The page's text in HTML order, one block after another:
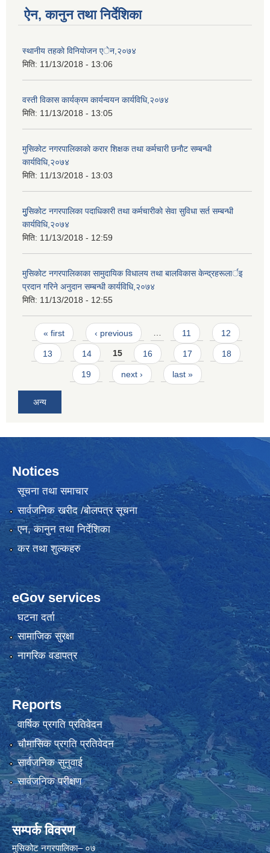
ऐन, कानुन तथा निर्देशिका
स्थानीय तहकाे विनियाेजन एेन,२०७४
मिति: 11/13/2018 - 13:06
वस्ती विकास कार्यक्रम कार्यन्वयन कार्यविधि,२०७४
मिति: 11/13/2018 - 13:05
मुसिकाेट नगरपालिकाकाे करार शिक्षक तथा कर्मचारी छनाैट सम्बन्धी
कार्यविधि,२०७४
मिति: 11/13/2018 - 13:03
मुुसिकाेट नगरपालिका पदाधिकारी तथा कर्मचारीकाे सेवा सुविधा सर्त सम्बन्धी
कार्यविधि,२०७४
मिति: 11/13/2018 - 12:59
मुसिकाेट नगरपालिकाका सामुदायिक विधालय तथा बालविकास केन्द्रहरूलार्इ
प्रदान गरिने अनुदान सम्बन्धी कार्यविधि,२०७४
मिति: 11/13/2018 - 12:55
Pages
« first ‹ previous … 11 12
13 14 15 16 17 18
19 next › last »
अन्य
Notices
सूचना तथा समाचार
सार्वजनिक खरीद /बोलपत्र सूचना
एन, कानुन तथा निर्देशिका
कर तथा शुल्कहरु
eGov services
घटना दर्ता
सामाजिक सुरक्षा
नागरिक वडापत्र
Reports
वार्षिक प्रगति प्रतिवेदन
चौमासिक प्रगति प्रतिवेदन
सार्वजनिक सुनुवाई
सार्वजनिक परीक्षण
सम्पर्क विवरण
मुसिकोट नगरपालिका– ०७